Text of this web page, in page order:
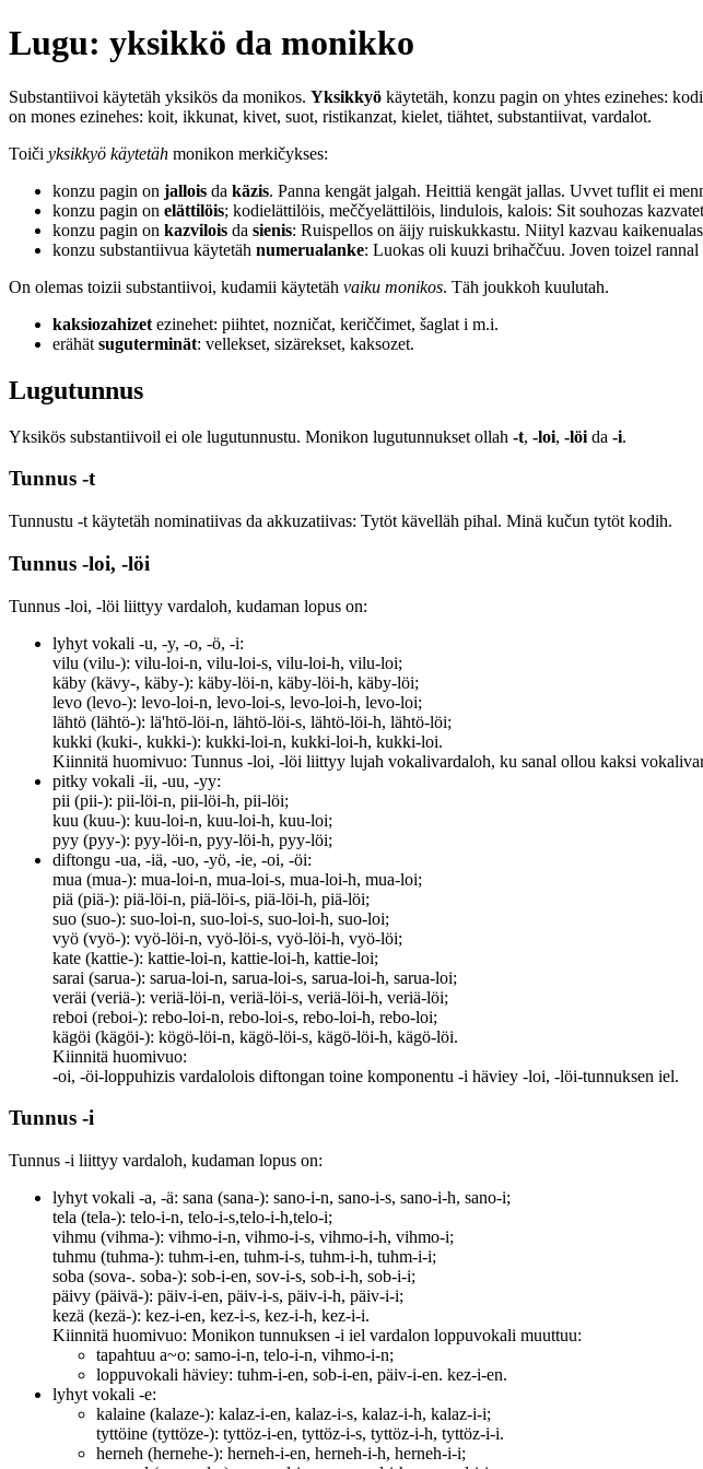
Lugu: yksikkö da monikko
Substantiivoi käytetäh yksikös da monikos. Yksikkyö käytetäh, konzu pagin on yhtes ezinehes:
on mones ezinehes: koit, ikkunat, kivet, suot, ristikanzat, kielet, tiähtet, substantiivat, vardalot.
Toiči yksikkyö käytetäh monikon merkičykses:
konzu pagin on jallois da käzis. Panna kengät jalgah. Heittiä kengät jallas. Uvvet tuflit ei
konzu pagin on elättilöis; kodielättilöis, meččyelättilöis, lindulois, kalois: Sit souhozas
konzu pagin on kazvilois da sienis: Ruispellos on äijy ruiskukkastu. Niityl kazvau
konzu substantiivua käytetäh numerualanke: Luokas oli kuuzi brihaččuu. Joven toizel
On olemas toizii substantiivoi, kudamii käytetäh vaiku monikos. Täh joukkoh kuulutah.
kaksiozahizet ezinehet: piihtet, nozničat, keriččimet, šaglat i m.i.
erähät suguterminät: vellekset, sizärekset, kaksozet.
Lugutunnus
Yksikös substantiivoil ei ole lugutunnustu. Monikon lugutunnukset ollah -t, -loi, -löi da -i.
Tunnus -t
Tunnustu -t käytetäh nominatiivas da akkuzatiivas: Tytöt kävelläh pihal. Minä kučun tytöt kodih.
Tunnus -loi, -löi
Tunnus -loi, -löi liittyy vardaloh, kudaman lopus on:
lyhyt vokali -u, -y, -o, -ö, -i:
vilu (vilu-): vilu-loi-n, vilu-loi-s, vilu-loi-h, vilu-loi;
käby (kävy-, käby-): käby-löi-n, käby-löi-h, käby-löi;
levo (levo-): levo-loi-n, levo-loi-s, levo-loi-h, levo-loi;
lähtö (lähtö-): lä'htö-löi-n, lähtö-löi-s, lähtö-löi-h, lähtö-löi;
kukki (kuki-, kukki-): kukki-loi-n, kukki-loi-h, kukki-loi.
Kiinnitä huomivuo: Tunnus -loi, -löi liittyy lujah vokalivardaloh, ku sanal ollou kaksi
pitky vokali -ii, -uu, -yy:
pii (pii-): pii-löi-n, pii-löi-h, pii-löi;
kuu (kuu-): kuu-loi-n, kuu-loi-h, kuu-loi;
pyy (pyy-): pyy-löi-n, pyy-löi-h, pyy-löi;
diftongu -ua, -iä, -uo, -yö, -ie, -oi, -öi:
mua (mua-): mua-loi-n, mua-loi-s, mua-loi-h, mua-loi;
piä (piä-): piä-löi-n, piä-löi-s, piä-löi-h, piä-löi;
suo (suo-): suo-loi-n, suo-loi-s, suo-loi-h, suo-loi;
vyö (vyö-): vyö-löi-n, vyö-löi-s, vyö-löi-h, vyö-löi;
kate (kattie-): kattie-loi-n, kattie-loi-h, kattie-loi;
sarai (sarua-): sarua-loi-n, sarua-loi-s, sarua-loi-h, sarua-loi;
veräi (veriä-): veriä-löi-n, veriä-löi-s, veriä-löi-h, veriä-löi;
reboi (reboi-): rebo-loi-n, rebo-loi-s, rebo-loi-h, rebo-loi;
kägöi (kägöi-): kögö-löi-n, kägö-löi-s, kägö-löi-h, kägö-löi.
Kiinnitä huomivuo:
-oi, -öi-loppuhizis vardalolois diftongan toine komponentu -i häviey -loi, -löi-tunnuksen iel.
Tunnus -i
Tunnus -i liittyy vardaloh, kudaman lopus on:
lyhyt vokali -a, -ä: sana (sana-): sano-i-n, sano-i-s, sano-i-h, sano-i;
tela (tela-): telo-i-n, telo-i-s,telo-i-h,telo-i;
vihmu (vihma-): vihmo-i-n, vihmo-i-s, vihmo-i-h, vihmo-i;
tuhmu (tuhma-): tuhm-i-en, tuhm-i-s, tuhm-i-h, tuhm-i-i;
soba (sova-. soba-): sob-i-en, sov-i-s, sob-i-h, sob-i-i;
päivy (päivä-): päiv-i-en, päiv-i-s, päiv-i-h, päiv-i-i;
kezä (kezä-): kez-i-en, kez-i-s, kez-i-h, kez-i-i.
Kiinnitä huomivuo: Monikon tunnuksen -i iel vardalon loppuvokali muuttuu:
tapahtuu a~o: samo-i-n, telo-i-n, vihmo-i-n;
loppuvokali häviey: tuhm-i-en, sob-i-en, päiv-i-en. kez-i-en.
lyhyt vokali -e:
kalaine (kalaze-): kalaz-i-en, kalaz-i-s, kalaz-i-h, kalaz-i-i;
tyttöine (tyttöze-): tyttöz-i-en, tyttöz-i-s, tyttöz-i-h, tyttöz-i-i.
herneh (hernehe-): herneh-i-en, herneh-i-h, herneh-i-i;